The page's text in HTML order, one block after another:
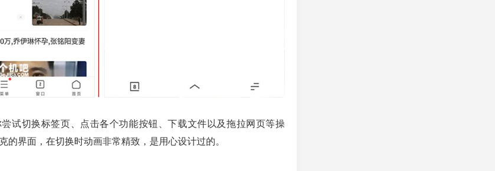
试切换标签页、点击各个功能按钮、下载文件以及拖拉网页等操
的界面，在切换时动画非常精致，是用心设计过的。